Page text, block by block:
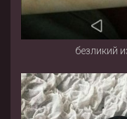
безликий